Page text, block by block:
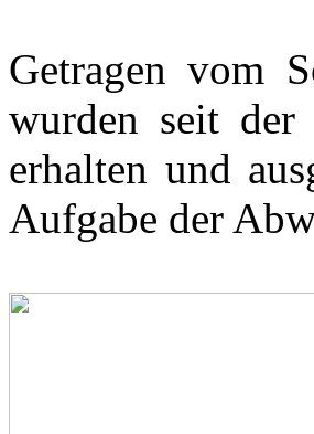
Getragen vom
wurden seit der
erhalten und
Aufgabe der